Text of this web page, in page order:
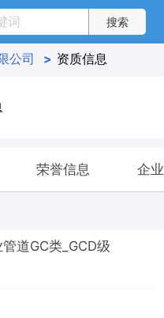
公司 > 资质信息
荣誉信息 企
道GC类_GCD级